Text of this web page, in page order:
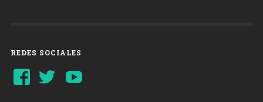
REDES SOCIALES
Ver
perfil
Ver
perfil